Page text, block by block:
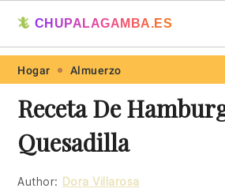
Skip
primary
navigation
Skip
main
content
Skip
primary
sidebar
Skip
footer
🦎 CHUPALAGAMBA.ES
Hogar Almuerzo
Receta De
Quesadilla
Author: Dora Villarosa